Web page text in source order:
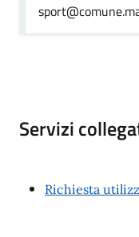
Servizi
Richiesta